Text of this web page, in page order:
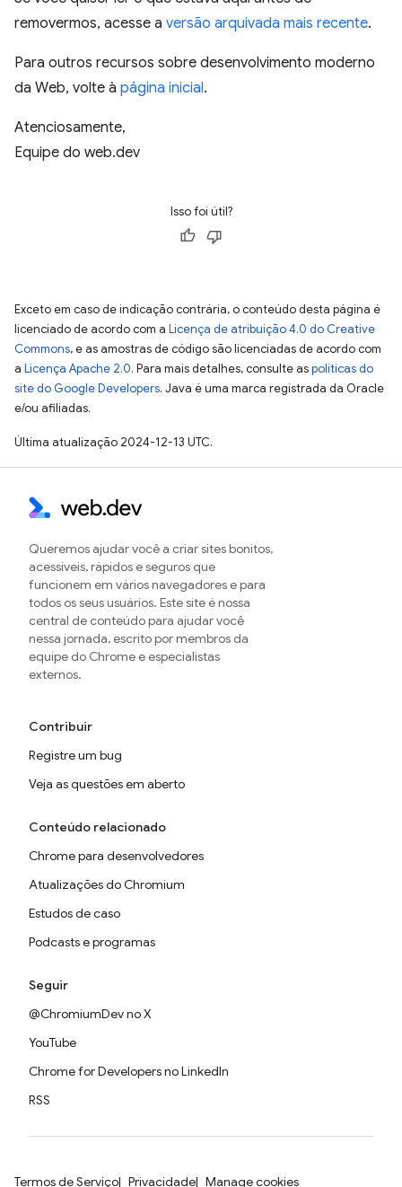
removermos, acesse a versão arquivada mais recente.
Para outros recursos sobre desenvolvimento moderno
da Web, volte à página inicial.
Atenciosamente,
Equipe do web.dev
Isso foi útil?
Exceto em caso de indicação contrária, o conteúdo desta página é
licenciado de acordo com a Licença de atribuição 4.0 do Creative
Commons, e as amostras de código são licenciadas de acordo com
a Licença Apache 2.0. Para mais detalhes, consulte aspolíticas do
site do Google Developers. Java é uma marca registrada da Oracle
e/ou afiliadas.
Última atualização 2024-12-13 UTC.
Queremos ajudar você a criar sites bonitos,
acessíveis, rápidos e seguros que
funcionem em vários navegadores e para
todos os seus usuários. Este site é nossa
central de conteúdo para ajudar você
nessa jornada, escrito por membros da
equipe do Chrome e especialistas
externos.
Contribuir
Registre um bug
Veja as questões em aberto
Conteúdo relacionado
Chrome para desenvolvedores
Atualizações do Chromium
Estudos de caso
Podcasts e programas
Seguir
@ChromiumDev no X
YouTube
Chrome for Developers no LinkedIn
RSS
Termos de Serviço Privacidade Manage cookies